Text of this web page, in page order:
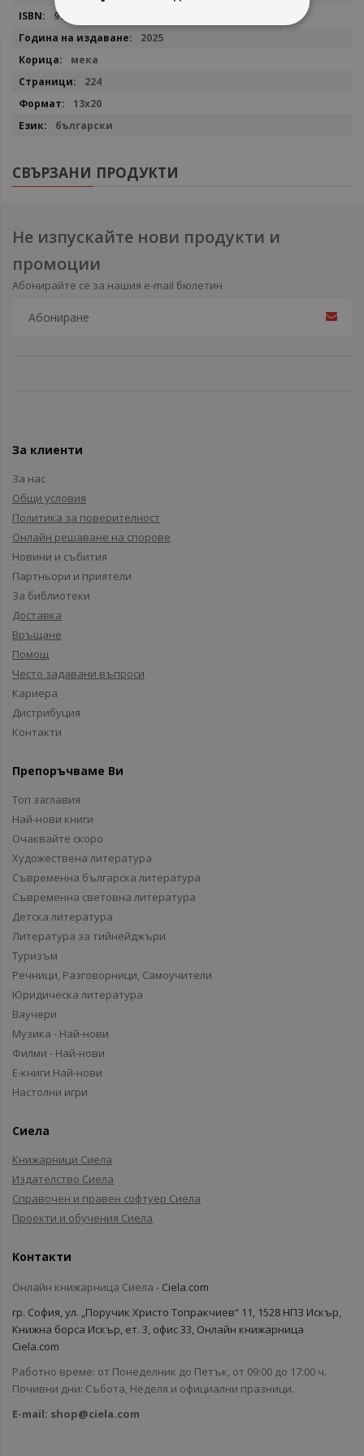
9786192660727
2025
мека
224
13x20
български
СВЪРЗАНИ ПРОДУКТИ
Не изпускайте нови продукти и
промоции
Абонирайте се за нашия e-mail бюлетин
За клиенти
За нас
Общи условия
Политика за поверителност
Онлайн решаване на спорове
Новини и събития
Партньори и приятели
За библиотеки
Доставка
Връщане
Помощ
Често задавани въпроси
Кариера
Дистрибуция
Контакти
Препоръчваме Ви
Топ заглавия
Най-нови книги
Очаквайте скоро
Художествена литература
Съвременна българска литература
Съвременна световна литература
Детска литература
Литература за тийнейджъри
Туризъм
Речници, Разговорници, Самоучители
Юридическа литература
Ваучери
Музика - Най-нови
Филми - Най-нови
Е-книги Най-нови
Настолни игри
Сиела
Книжарници Сиела
Издателство Сиела
Справочен и правен софтуер Сиела
Проекти и обучения Сиела
Контакти
Онлайн книжарница Сиела - Ciela.com
гр. София, ул. „Поручик Христо Топракчиев“ 11, 1528 НПЗ Искър,
Книжна борса Искър, ет. 3, офис 33, Онлайн книжарница
Ciela.com
Работно време: от Понеделник до Петък, от 09:00 до 17:00 ч.
Почивни дни: Събота, Неделя и официални празници.
E-mail: shop@ciela.com